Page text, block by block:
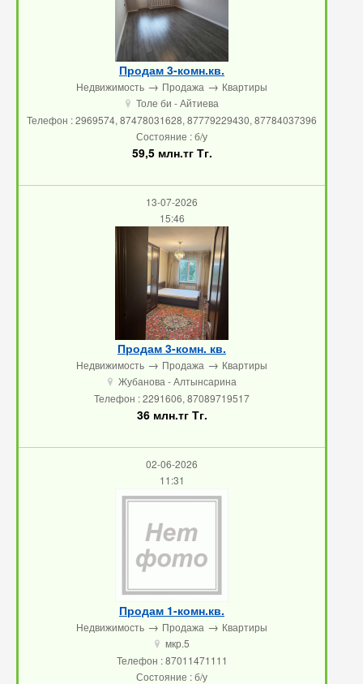
Продам 3-комн.кв.
Недвижимость → Продажа → Квартиры
u Толе би - Айтиева
Телефон : 2969574, 87478031628, 87779229430, 87784037396
Состояние : б/у
59,5 млн.тг Тг.
13-07-2026
15:46
Продам 3-комн. кв.
Недвижимость → Продажа → Квартиры
u Жубанова - Алтынсарина
Телефон : 2291606, 87089719517
36 млн.тг Тг.
02-06-2026
11:31
Продам 1-комн.кв.
Недвижимость → Продажа → Квартиры
u мкр.5
Телефон : 87011471111
Состояние : б/у